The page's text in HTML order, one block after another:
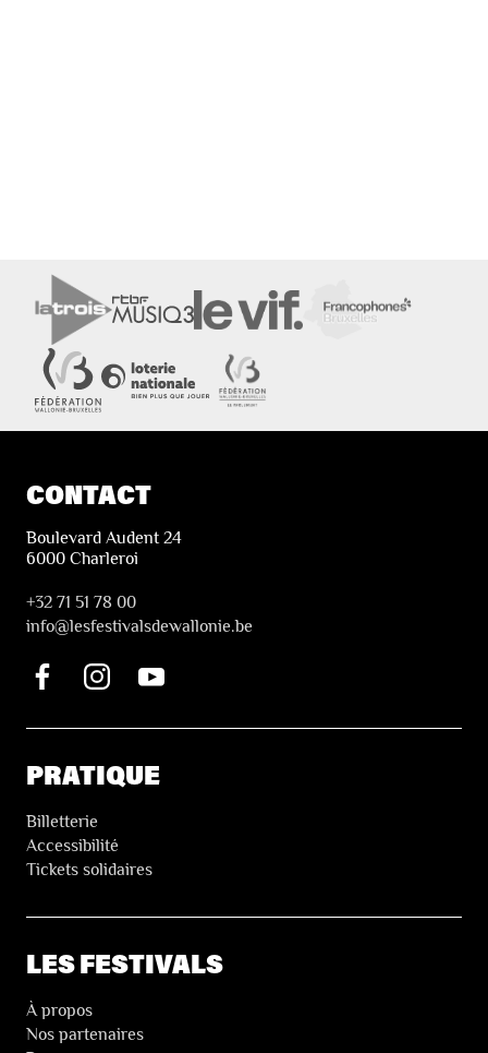
CONTACT
Boulevard Audent 24
6000 Charleroi
+32 71 51 78 00
info@lesfestivalsdewallonie.be
PRATIQUE
Billetterie
Accessibilité
Tickets solidaires
LES FESTIVALS
À propos
Nos partenaires